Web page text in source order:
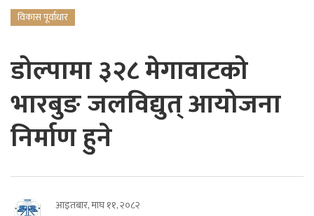
विकास पूर्वाधार
डोल्पामा ३२८ मेगावाटको
भारबुङ जलविद्युत् आयोजना
निर्माण हुने
आइतबार, माघ ११, २०८२